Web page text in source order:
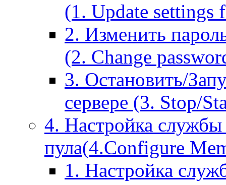
(1. Update settings
2. Изменить
(2. Change
3. Остановить/
сервере (3. Stop/
4. Настройка
пула(4.Configure
1. Настройка